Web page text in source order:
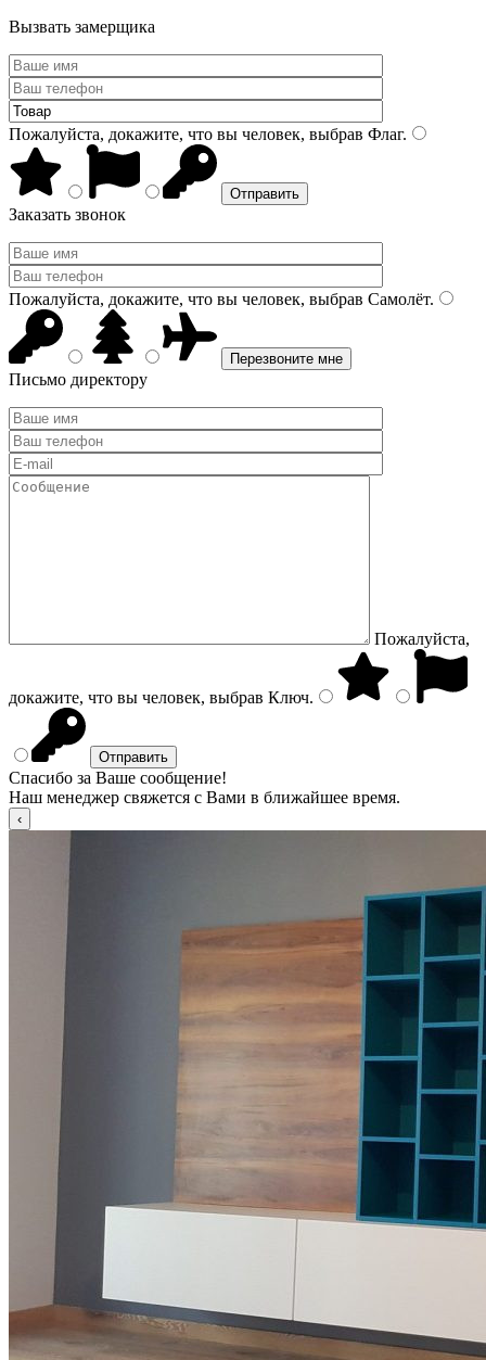
Вызвать замерщика
Пожалуйста, докажите, что вы человек, выбрав Флаг.
Заказать звонок
Пожалуйста, докажите, что вы человек, выбрав Самолёт.
Письмо директору
Пожалуйста,
докажите, что вы человек, выбрав Ключ.
Спасибо за Ваше сообщение!
Наш менеджер свяжется с Вами в ближайшее время.